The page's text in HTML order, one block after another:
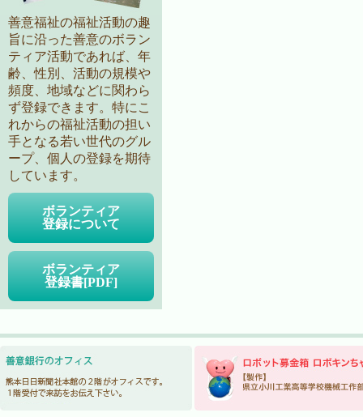
善意福祉の福祉活動の趣
旨に沿った善意のボラン
ティア活動であれば、年
齢、性別、活動の規模や
頻度、地域などに関わら
ず登録できます。特にこ
れからの福祉活動の担い
手となる若い世代のグル
ープ、個人の登録を期待
しています。
ボランティア
登録について
ボランティア
登録書[PDF]